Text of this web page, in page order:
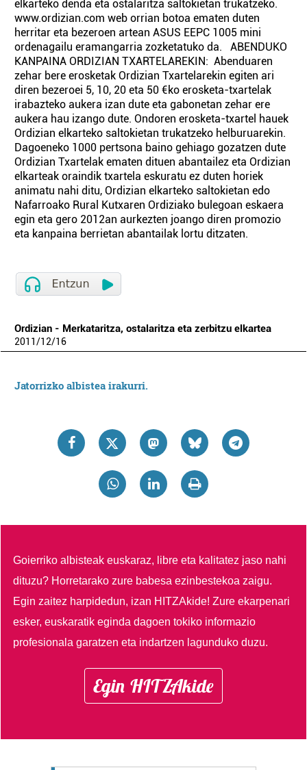
elkarteko denda eta ostalaritza saltokietan trukatzeko.
www.ordizian.com web orrian botoa ematen duten
herritar eta bezeroen artean ASUS EEPC 1005 mini
ordenagailu eramangarria zozketatuko da. ABENDUKO
KANPAINA ORDIZIAN TXARTELAREKIN: Abenduaren
zehar bere erosketak Ordizian Txartelarekin egiten ari
diren bezeroei 5, 10, 20 eta 50 €ko erosketa-txartelak
irabazteko aukera izan dute eta gabonetan zehar ere
aukera hau izango dute. Ondoren erosketa-txartel hauek
Ordizian elkarteko saltokietan trukatzeko helburuarekin.
Dagoeneko 1000 pertsona baino gehiago gozatzen dute
Ordizian Txartelak ematen dituen abantailez eta Ordizian
elkarteak oraindik txartela eskuratu ez duten horiek
animatu nahi ditu, Ordizian elkarteko saltokietan edo
Nafarroako Rural Kutxaren Ordiziako bulegoan eskaera
egin eta gero 2012an aurkezten joango diren promozio
eta kanpaina berrietan abantailak lortu ditzaten.
Ordizian - Merkataritza, ostalaritza eta zerbitzu elkartea
2011/12/16
Jatorrizko albistea irakurri.
Goierriko albisteak euskaraz, libre eta kalitatez jaso nahi
dituzu? Horretarako zure babesa ezinbestekoa zaigu.
Egin zaitez harpidedun, izan HITZAkide!Zure ekarpenari
esker, euskaratik eginda dagoen tokiko informazio
profesionala garatzen eta indartzen lagunduko duzu.
Egin HITZAkide